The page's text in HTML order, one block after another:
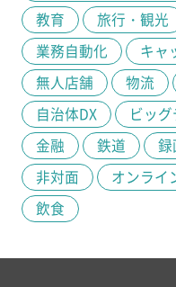
教育
旅行・観光
業務自動化
キャ
無人店舗
物流
自治体DX
ビッ
金融
鉄道
非対面
オンライ
飲食